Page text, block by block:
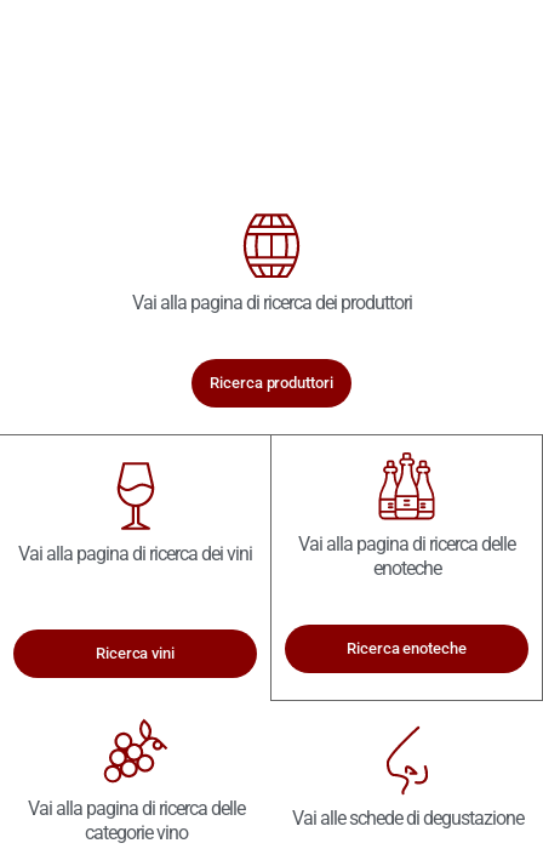
Vai alla pagina di ricerca dei produttori
Ricerca produttori
Vai alla pagina di ricerca dei vini
Ricerca vini
Vai alla pagina di ricerca delle
enoteche
Ricerca enoteche
Vai alla pagina di ricerca delle
categorie vino
Vai alle schede di degustazione